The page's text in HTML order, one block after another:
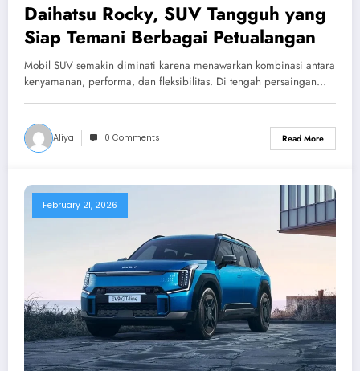
Daihatsu Rocky, SUV Tangguh yang
Siap Temani Berbagai Petualangan
Mobil SUV semakin diminati karena menawarkan kombinasi antara
kenyamanan, performa, dan fleksibilitas. Di tengah persaingan…
Aliya 0 Comments Read More
February 21, 2026